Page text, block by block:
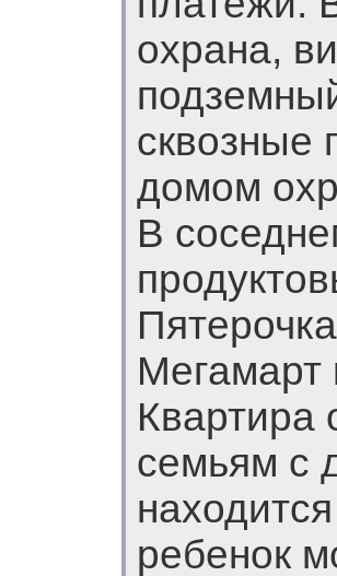
охрана,
сквозные
домом
В
Мегамарт
Квартира
семьям с
ребенок